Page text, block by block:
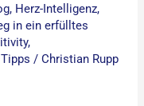
, Herz-Intelligenz,
in ein erfülltes
,
Tipps /Christian Rupp